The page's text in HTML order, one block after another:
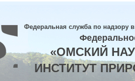
Федеральная служба по надзору
«ОМСКИЙ
ИНСТИТУТ